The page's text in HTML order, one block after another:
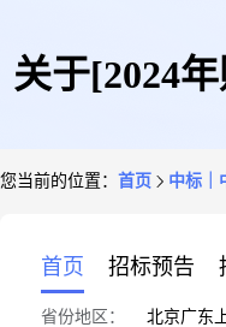
关于[2024
您当前的位置： 首页 中标｜
首页 招标预告
省份地区： 北京广东